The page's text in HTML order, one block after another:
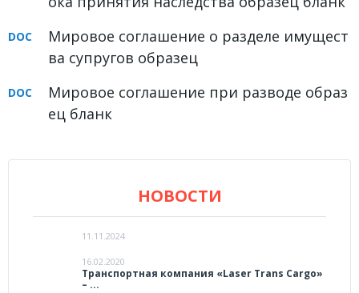
Мировое соглашение о разделе имущест
ва супругов образец
Мировое соглашение при разводе образ
ец бланк
НОВОСТИ
11.11.2024
16.02.2020
Транспортная компания «Laser Trans Cargo»
– ...